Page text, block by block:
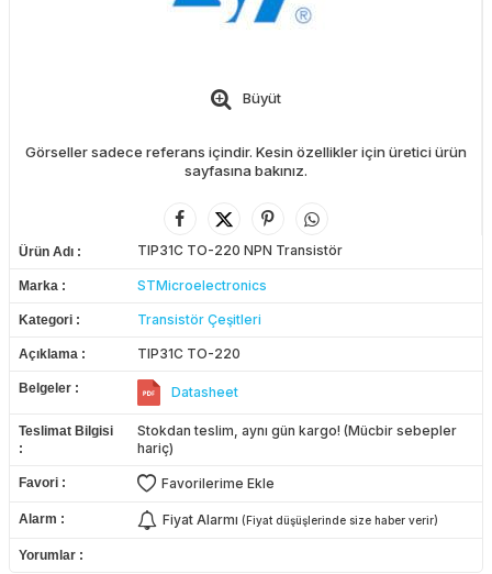
Büyüt
Görseller sadece referans içindir. Kesin özellikler için üretici ürün
sayfasına bakınız.
Ürün Adı TIP31C TO-220 NPN Transistör
Marka STMicroelectronics
Kategori Transistör Çeşitleri
Açıklama TIP31C TO-220
Belgeler Datasheet
Teslimat Bilgisi
Stokdan teslim, aynı gün kargo! (Mücbir sebepler
hariç)
Favori Favorilerime Ekle
Alarm Fiyat Alarmı (Fiyat düşüşlerinde size haber verir)
Yorumlar